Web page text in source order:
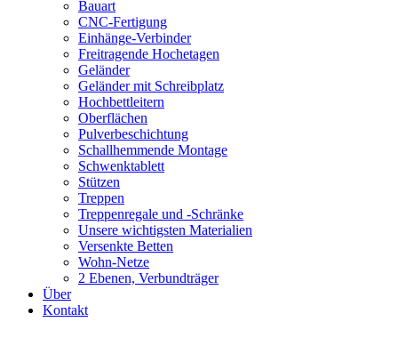
Bauart
CNC-Fertigung
Einhänge-Verbinder
Freitragende Hochetagen
Geländer
Geländer mit Schreibplatz
Hochbettleitern
Oberflächen
Pulverbeschichtung
Schallhemmende Montage
Schwenktablett
Stützen
Treppen
Treppenregale und -Schränke
Unsere wichtigsten Materialien
Versenkte Betten
Wohn-Netze
2 Ebenen, Verbundträger
Über
Kontakt